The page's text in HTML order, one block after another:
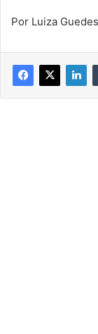
Por Luiza Guedes